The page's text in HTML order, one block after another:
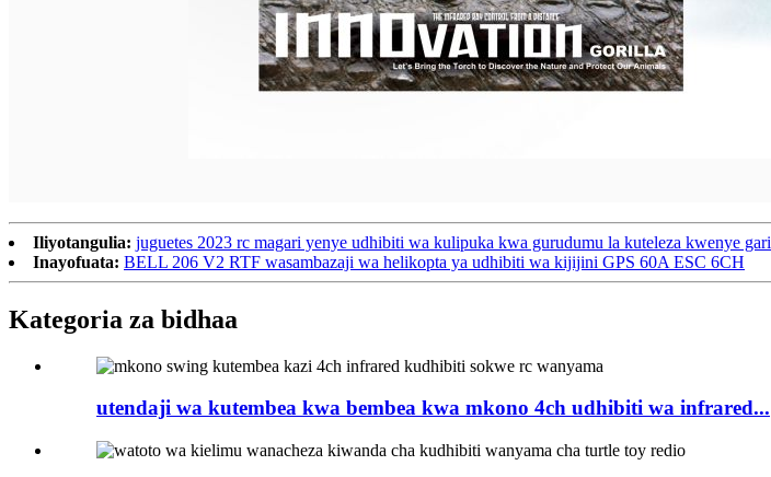
Iliyotangulia: juguetes 2023 rc magari yenye udhibiti wa kulipuka kwa gurudumu la kuteleza kwenye gari
Inayofuata: BELL 206 V2 RTF wasambazaji wa helikopta ya udhibiti wa kijijini GPS 60A ESC 6CH
Kategoria za bidhaa
utendaji wa kutembea kwa bembea kwa mkono 4ch udhibiti wa infrared...